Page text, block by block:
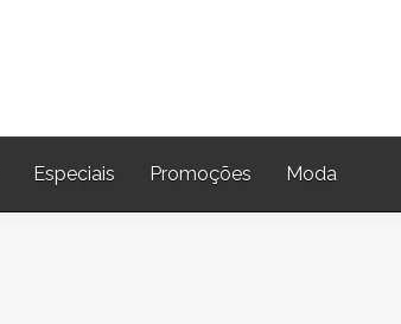
Especiais Promoções Moda